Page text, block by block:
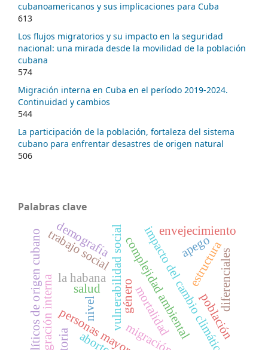
cubanoamericanos y sus implicaciones para Cuba
613
Los flujos migratorios y su impacto en la seguridad
nacional: una mirada desde la movilidad de la población
cubana
574
Migración interna en Cuba en el período 2019-2024.
Continuidad y cambios
544
La participación de la población, fortaleza del sistema
cubano para enfrentar desastres de origen natural
506
Palabras clave
complejidad ambiental
impacto del cambio climático
población
vulnerabilidad social
trabajo social
personas mayores
envejecimiento
migración interna género
políticos de origen cubano diferenciales
estructura
la habana
nivel mortalidad
migración
aborto
salud
demografía apego